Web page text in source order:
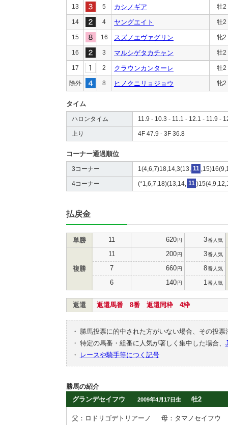
13 5 カシノギア 牡2
14 4 ヤングエイト 牡2
15 16 スズノエヴァグリン 牝2
16 3 マルシゲタカチャン 牡2
17 2 クラウンカンターレ 牡2
除外 8 ヒノクニリョジョウ 牝2
タイム
ハロンタイム 11.9 - 10.3 - 11.1 - 12.1 - 11.9 -
上り 4F 47.9 - 3F 36.8
コーナー通過順位
3コーナー 1(4,6,7)18,14,3(13, 11
4コーナー (*1,6,7,18)(13,14, 11
払戻金
単勝 11 620円 3番人気
複勝
11 200円 3番人気
7 660円 8番人気
6 140円 1 番人気
返還 返還馬番 8番 返還同枠 4枠
・
勝馬投票に的中された方がいない場合、その投
・ 特定の馬番・組番に人気が著しく集中した場合、
・
レースや騎手等につく記号
勝馬の紹介
グランデセイフウ
2009年4月17日生 牡2
父：ロドリゴデトリアーノ
母：タマノセイフウ